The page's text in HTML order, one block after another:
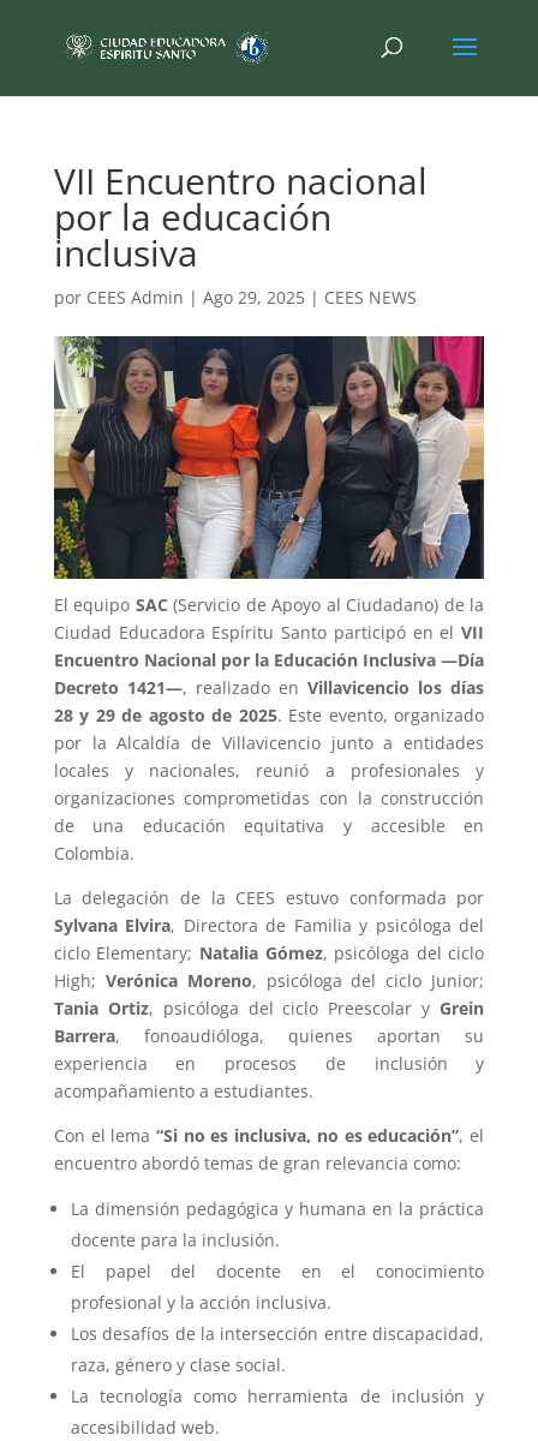
VII Encuentro nacional
por la educación
inclusiva
por CEES Admin | Ago 29, 2025| CEES NEWS
El equipo SAC (Servicio de Apoyo al Ciudadano) de la
Ciudad Educadora Espíritu Santo participó en elVII
Encuentro Nacional por la Educación Inclusiva —Día
Decreto 1421—, realizado enVillavicencio los días
28 y 29 de agosto de 2025. Este evento, organizado
por la Alcaldía de Villavicencio junto a entidades
locales y nacionales, reunió a profesionales y
organizaciones comprometidas con la construcción
de una educación equitativa y accesible en
Colombia.
La delegación de la CEES estuvo conformada por
Sylvana Elvira, Directora de Familia y psicóloga del
ciclo Elementary; Natalia Gómez, psicóloga del ciclo
High; Verónica Moreno, psicóloga del ciclo Junior;
Tania Ortiz, psicóloga del ciclo Preescolar y Grein
Barrera, fonoaudióloga, quienes aportan su
experiencia en procesos de inclusión y
acompañamiento a estudiantes.
Con el lema“Si no es inclusiva, no es educación”, el
encuentro abordó temas de gran relevancia como:
La dimensión pedagógica y humana en la práctica
docente para la inclusión.
El papel del docente en el conocimiento
profesional y la acción inclusiva.
Los desafíos de la intersección entre discapacidad,
raza, género y clase social.
La tecnología como herramienta de inclusión y
accesibilidad web.